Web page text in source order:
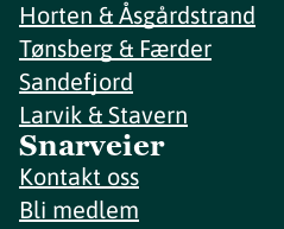
Horten & Åsgårdstrand
Tønsberg & Færder
Sandefjord
Larvik & Stavern
Snarveier
Kontakt oss
Bli medlem